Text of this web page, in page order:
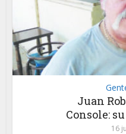
Juan
Console:
16